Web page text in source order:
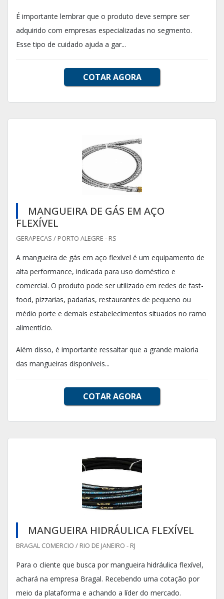
É importante lembrar que o produto deve sempre ser
adquirido com empresas especializadas no segmento.
Esse tipo de cuidado ajuda a gar...
COTAR AGORA
MANGUEIRA DE GÁS EM AÇO
FLEXÍVEL
GERAPECAS / PORTO ALEGRE - RS
A mangueira de gás em aço flexível é um equipamento de
alta performance, indicada para uso doméstico e
comercial. O produto pode ser utilizado em redes de fast-
food, pizzarias, padarias, restaurantes de pequeno ou
médio porte e demais estabelecimentos situados no ramo
alimentício.
Além disso, é importante ressaltar que a grande maioria
das mangueiras disponíveis...
COTAR AGORA
MANGUEIRA HIDRÁULICA FLEXÍVEL
BRAGAL COMERCIO / RIO DE JANEIRO - RJ
Para o cliente que busca por mangueira hidráulica flexível,
achará na empresa Bragal. Recebendo uma cotação por
meio da plataforma e achando a líder do mercado.